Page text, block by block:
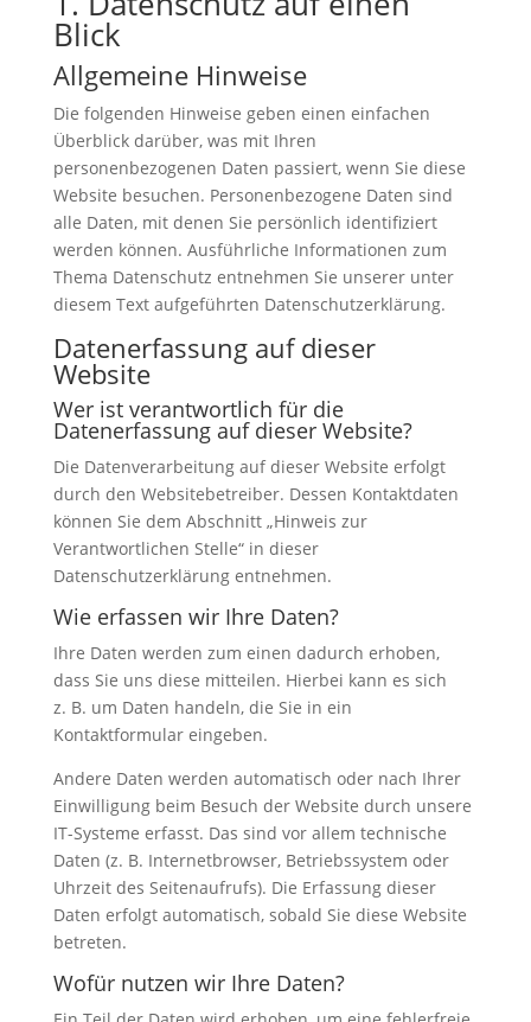
Blick
Allgemeine Hinweise
Die folgenden Hinweise geben einen einfachen
Überblick darüber, was mit Ihren
personenbezogenen Daten passiert, wenn Sie diese
Website besuchen. Personenbezogene Daten sind
alle Daten, mit denen Sie persönlich identifiziert
werden können. Ausführliche Informationen zum
Thema Datenschutz entnehmen Sie unserer unter
diesem Text aufgeführten Datenschutzerklärung.
Datenerfassung auf dieser
Website
Wer ist verantwortlich für die
Datenerfassung auf dieser Website?
Die Datenverarbeitung auf dieser Website erfolgt
durch den Websitebetreiber. Dessen Kontaktdaten
können Sie dem Abschnitt „Hinweis zur
Verantwortlichen Stelle“ in dieser
Datenschutzerklärung entnehmen.
Wie erfassen wir Ihre Daten?
Ihre Daten werden zum einen dadurch erhoben,
dass Sie uns diese mitteilen. Hierbei kann es sich
z. B. um Daten handeln, die Sie in ein
Kontaktformular eingeben.
Andere Daten werden automatisch oder nach Ihrer
Einwilligung beim Besuch der Website durch unsere
IT-Systeme erfasst. Das sind vor allem technische
Daten (z. B. Internetbrowser, Betriebssystem oder
Uhrzeit des Seitenaufrufs). Die Erfassung dieser
Daten erfolgt automatisch, sobald Sie diese Website
betreten.
Wofür nutzen wir Ihre Daten?